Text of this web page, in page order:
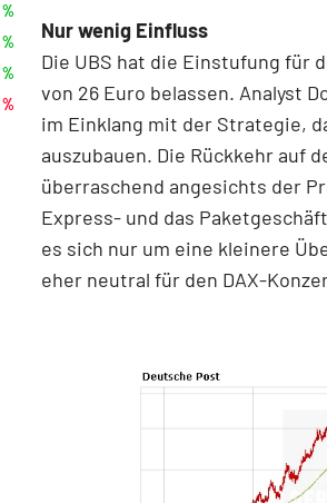
Nur wenig Einfluss
Die UBS hat die Einstufung für
von 26 Euro belassen. Analyst
im Einklang mit der Strategie,
auszubauen. Die Rückkehr auf
überraschend angesichts der
Express- und das
es sich nur um eine kleinere
eher neutral für den DAX-
%
%
%
%